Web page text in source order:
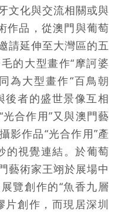
文化與交流相關或與
作品，從澳門與葡萄
請延伸至大灣區的五
的大型畫作“摩訶婆
為大型畫作“百鳥朝
後者的盛世景像互相
合作用”又與澳門藝
影作品“光合作用”產
的視覺連結。於葡萄
藝術家王翊於展場中
覽創作的“魚香九層
片創作，而現居深圳